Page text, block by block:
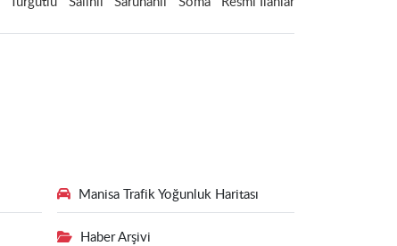
Manisa Trafik Yoğunluk Haritası
Haber Arşivi